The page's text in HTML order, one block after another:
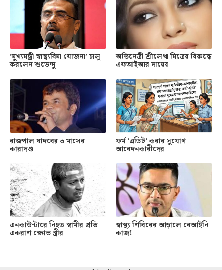
‘মুখ্যমন্ত্রী স্বাস্থ্যবিমা যোজনা’ চালু
করলেন শুভেন্দু
অভিনেত্রী শ্রীলেখা মিত্রের বিরুদ্ধে
এফআইআর দায়ের
রাজপাল যাদবের ৩ মাসের
কারাদণ্ড
ফর্ম ‘এডিট’ করার সুযোগ
আবেদনকারীদের
এনকাউন্টারে নিহত স্বামীর প্রতি
একরাশ ক্ষোভ স্ত্রীর
স্বাস্থ্য শিবিরের আড়ালে বেআইনি
কাজ!